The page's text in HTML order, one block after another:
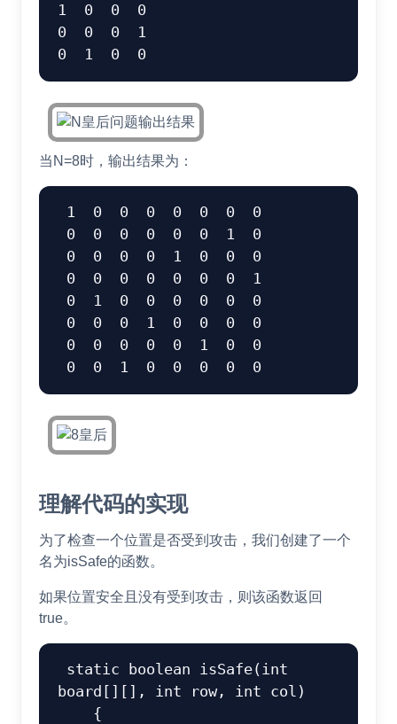
1  0  0  0
0  0  0  1
当N=8时，输出结果为：
理解代码的实现
为了检查一个位置是否受到攻击，我们创建了一个
名为isSafe的函数。
如果位置安全且没有受到攻击，则该函数返回
true。
static boolean isSafe(int
board [ ] [ ] , int row, int col )
{